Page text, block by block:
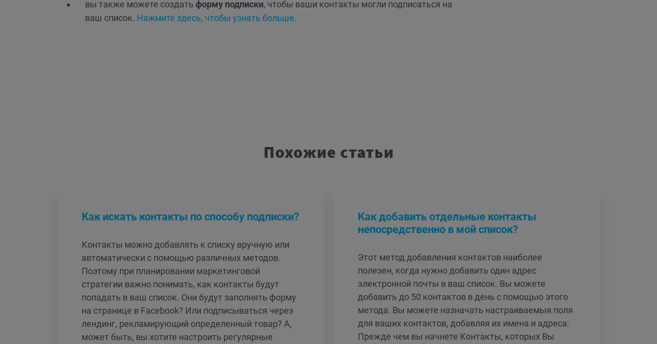
вы также можете создать форму подписки, чтобы ваши контакты могли подписаться на
ваш список. Нажмите здесь, чтобы узнать больше.
Похожие статьи
Как искать контакты по способу подписки?
Контакты можно добавлять к списку вручную или
автоматически с помощью различных методов.
Поэтому при планировании маркетинговой
стратегии важно понимать, как контакты будут
попадать в ваш список. Они будут заполнять форму
на странице в Facebook? Или подписываться через
лендинг, рекламирующий определенный товар? A,
может быть, вы хотите настроить регулярные
Как добавить отдельные контакты
непосредственно в мой список?
Этот метод добавления контактов наиболее
полезен, когда нужно добавить один адрес
электронной почты в ваш список. Вы можете
добавить до 50 контактов в день с помощью этого
метода. Вы можете назначать настраиваемыя поля
для ваших контактов, добавляя их имена и адреса.
Прежде чем вы начнете Контакты, которых Вы